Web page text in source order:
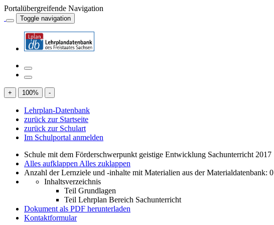
Portalübergreifende Navigation
Toggle navigation
+ 100% -
Lehrplan-Datenbank
zurück zur Startseite
zurück zur Schulart
Im Schulportal anmelden
Schule mit dem Förderschwerpunkt geistige Entwicklung Sachunterricht 2017
Alles aufklappen Alles zuklappen
Anzahl der Lernziele und -inhalte mit Materialien aus der Materialdatenbank: 0
Inhaltsverzeichnis
Teil Grundlagen
Teil Lehrplan Bereich Sachunterricht
Dokument als PDF herunterladen
Kontaktformular